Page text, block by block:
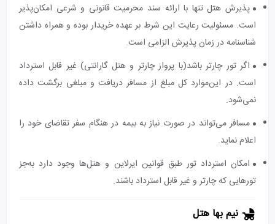
پذیرش هتل تنها با ارائه سند محرمیت قانونی و شرعی امکان‌پذیر
است. مسئولیت رعایت این شرط بر عهده خریدار بوده و همراه داشتن
شناسنامه در زمان پذیرش الزامی است.
اگر تور چارتر باشد(با پرواز چارتر و هتل گارانتی) غیر قابل استرداد
است. در این‌موارد کل مبلغ از مسافر دریافت و مبلغی برگشت داده
نمی‌شود.
مسافر می‌تواند در صورت نیاز به بیمه در هنگام سفر تقاضای خود را
اعلام نماید.
امکان استرداد تور طبق قوانین ایرلاین و هتل‌ها وجود دارد به‌جز
تورهایی که چارتر و غیر قابل استرداد باشند.
نیم بها هتل